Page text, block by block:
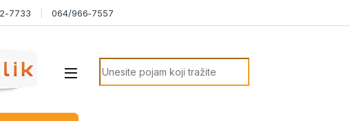
7733 064/966-7557
Search for: